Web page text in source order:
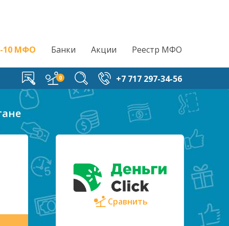
10 МФО Банки Акции Реестр МФО
+7 717 297-34-56
Сравнить